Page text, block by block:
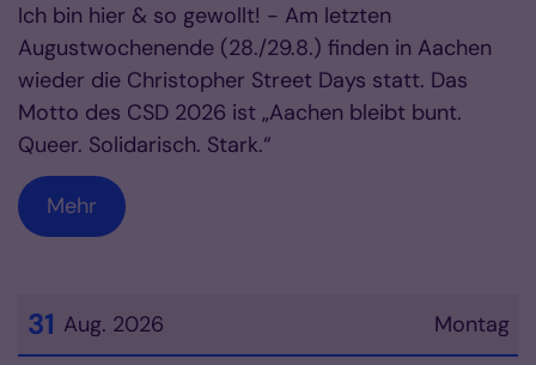
Ich bin hier & so gewollt! - Am letzten
Augustwochenende (28./29.8.) finden in Aachen
wieder die Christopher Street Days statt. Das
Motto des CSD 2026 ist „Aachen bleibt bunt.
Queer. Solidarisch. Stark.“
Mehr
Montag
31 Aug. 2026